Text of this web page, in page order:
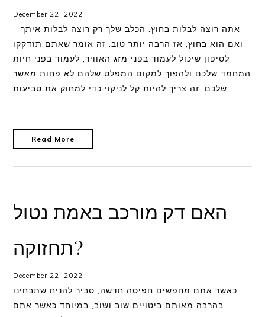
December 22, 2022
אתה רוצה לבלות בחוץ. הכלב שלך רק רוצה לבלות איתך –
ואם הוא בחוץ, אז הרבה יותר טוב. זה אומר שאתם תזדקקו
לסיפון שיכול לעמוד בפני מזג האוויר, לעמוד בפני חיות
המחמד שלכם ולהפוך למקום המפלט שלהם לא פחות מאשר
שלכם. זה צריך להיות קל לניקוי כדי למחוק את טביעות…
Read More
האם דק מורכב באמת נטול
תחזוקה?
December 22, 2022
כאשר אתם מחפשים חפיסה חדשה, סביר להניח שתבחינו
בהרבה מאותם ביטויים שוב ושוב, במיוחד כאשר אתם